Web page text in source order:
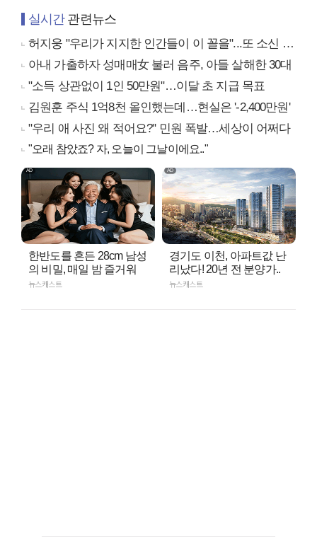
실시간관련뉴스
허지웅 "우리가 지지한 인간들이 이 꼴을"...또 소신 발언
아내 가출하자 성매매女 불러 음주, 아들 살해한 30대
"소득 상관없이 1인 50만원"…이달 초 지급 목표
김원훈 주식 1억8천 올인했는데…현실은 '-2,400만원'
"우리 애 사진 왜 적어요?" 민원 폭발…세상이 어쩌다
"오래 참았죠? 자, 오늘이 그날이에요.."
한반도를 흔든 28cm 남성
의 비밀, 매일 밤 즐거워
뉴스캐스트
경기도 이천, 아파트값 난
리났다! 20년 전 분양가..
뉴스캐스트